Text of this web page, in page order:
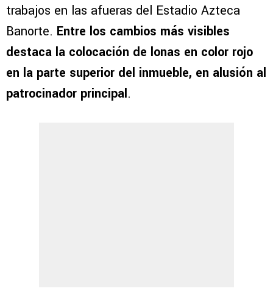
trabajos en las afueras del Estadio Azteca
Banorte. Entre los cambios más visibles
destaca la colocación de lonas en color rojo
en la parte superior del inmueble, en alusión al
patrocinador principal.